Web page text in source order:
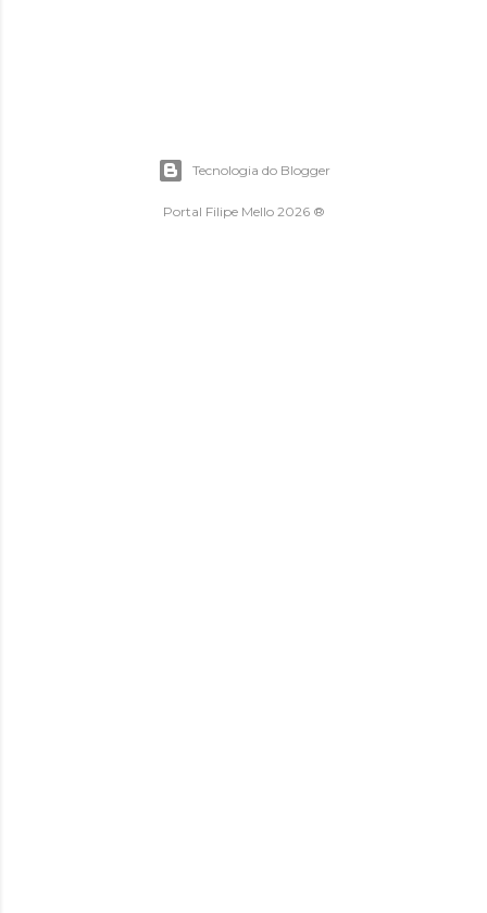
Tecnologia do Blogger
Portal Filipe Mello 2026 ®